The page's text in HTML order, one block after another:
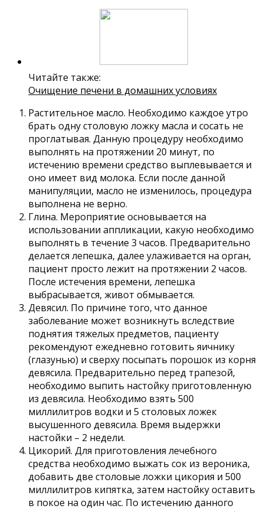
Читайте также:
Очищение печени в домашних условиях
Растительное масло. Необходимо каждое утро
брать одну столовую ложку масла и сосать не
проглатывая. Данную процедуру необходимо
выполнять на протяжении 20 минут, по
истечению времени средство выплевывается и
оно имеет вид молока. Если после данной
манипуляции, масло не изменилось, процедура
выполнена не верно.
Глина. Мероприятие основывается на
использовании аппликации, какую необходимо
выполнять в течение 3 часов. Предварительно
делается лепешка, далее улаживается на орган,
пациент просто лежит на протяжении 2 часов.
После истечения времени, лепешка
выбрасывается, живот обмывается.
Девясил. По причине того, что данное
заболевание может возникнуть вследствие
поднятия тяжелых предметов, пациенту
рекомендуют ежедневно готовить яичнику
(глазунью) и сверху посыпать порошок из корня
девясила. Предварительно перед трапезой,
необходимо выпить настойку приготовленную
из девясила. Необходимо взять 500
миллилитров водки и 5 столовых ложек
высушенного девясила. Время выдержки
настойки – 2 недели.
Цикорий. Для приготовления лечебного
средства необходимо выжать сок из вероника,
добавить две столовые ложки цикория и 500
миллилитров кипятка, затем настойку оставить
в покое на один час. По истечению данного